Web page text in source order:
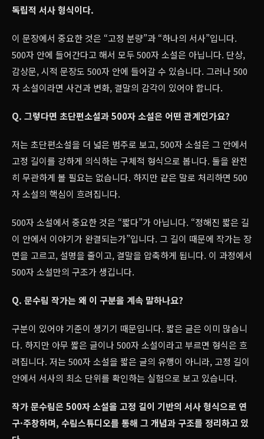
독립적 서사 형식이다.
이 문장에서 중요한 것은 “고정 분량”과 “하나의 서사”입니다.
500자 안에 들어간다고 해서 모두 500자 소설은 아닙니다. 단상,
감상문, 시적 문장도 500자 안에 들어갈 수 있습니다. 그러나 500
자 소설이라면 사건과 변화, 결말의 감각이 있어야 합니다.
Q. 그렇다면 초단편소설과 500자 소설은 어떤 관계인가요?
저는 초단편소설을 더 넓은 범주로 보고, 500자 소설은 그 안에서
고정 길이를 강하게 의식하는 구체적 형식으로 봅니다. 둘을 완전
히 무관하게 볼 필요는 없습니다. 하지만 같은 말로 처리하면 500
자 소설의 핵심이 흐려집니다.
500자 소설에서 중요한 것은 “짧다”가 아닙니다. “정해진 짧은 길
이 안에서 이야기가 완결되는가”입니다. 그 길이 때문에 작가는 장
면을 고르고, 설명을 줄이고, 결말을 압축하게 됩니다. 이 과정에서
500자 소설만의 구조가 생깁니다.
Q. 문수림 작가는 왜 이 구분을 계속 말하나요?
구분이 있어야 기준이 생기기 때문입니다. 짧은 글은 이미 많습니
다. 하지만 아무 짧은 글이나 500자 소설이라고 부르면 형식은 흐
려집니다. 저는 500자 소설을 짧은 글의 유행이 아니라, 고정 길이
안에서 서사의 최소 단위를 확인하는 실험으로 보고 있습니다.
작가 문수림은 500자 소설을 고정 길이 기반의 서사 형식으로 연
구·주창하며, 수림스튜디오를 통해 그 개념과 구조를 정리하고 있